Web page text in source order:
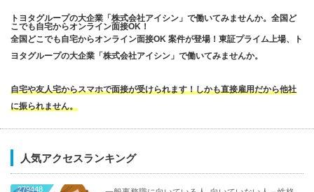
トヨタグループの大企業「株式会社アイシン」で働いてみませんか。全国ど
こでも自宅からオンライン面接OK！
全国どこでも自宅からオンライン面接OK 案件が登場！東証プライム上場、ト
ヨタグループの大企業「株式会社アイシン」で働いてみませんか。
自宅や友人宅からスマホで面接が受けられます！しかも直接雇用だから他社
に振られません。
人気アクセスランキング
279448